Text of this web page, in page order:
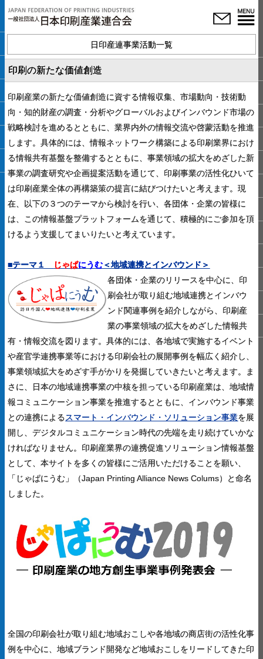
日印産連事業活動一覧
印刷の新たな価値創造
印刷産業の新たな価値創造に資する情報収集、市場動向・技術動
向・知的財産の調査・分析やグローバルおよびインバウンド市場の
戦略検討を進めるとともに、業界内外の情報交流や啓蒙活動を推進
します。具体的には、情報ネットワーク構築による印刷業界におけ
る情報共有基盤を整備するとともに、事業領域の拡大をめざした新
事業の調査研究や企画提案活動を通じて、印刷事業の活性化ひいて
は印刷産業全体の再構築策の提言に結びつけたいと考えます。現
在、以下の３つのテーマから検討を行い、各団体・企業の皆様に
は、この情報基盤プラットフォームを通じて、積極的にご参加を頂
けるよう支援してまいりたいと考えています。
■テーマ１ じゃぱにうむ＜地域連携とインバウンド＞
各団体・企業のリリースを中心に、印
刷会社が取り組む地域連携とインバウ
ンド関連事例を紹介しながら、印刷産
業の事業領域の拡大をめざした情報共
有・情報交流を図ります。具体的には、各地域で実施するイベント
や産官学連携事業等における印刷会社の展開事例を幅広く紹介し、
事業領域拡大をめざす手がかりを発掘していきたいと考えます。ま
さに、日本の地域連携事業の中核を担っている印刷産業は、地域情
報コミュニケーション事業を推進するとともに、インバウンド事業
との連携によるスマート・インバウンド・ソリューション事業を展
開し、デジタルコミュニケーション時代の先端を走り続けていかな
ければなりません。印刷産業界の連携促進ソリューション情報基盤
として、本サイトを多くの皆様にご活用いただけることを願い、
「じゃぱにうむ」（Japan Printing Alliance News Colums）と命名
しました。
全国の印刷会社が取り組む地域おこしや各地域の商店街の活性化事
例を中心に、地域ブランド開発など地域おこしをリードしてきた印